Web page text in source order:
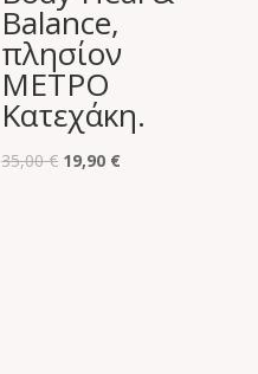
Balance,
πλησίον
ΜΕΤΡΟ
Κατεχάκη.
35,00€ Original
19,90 €